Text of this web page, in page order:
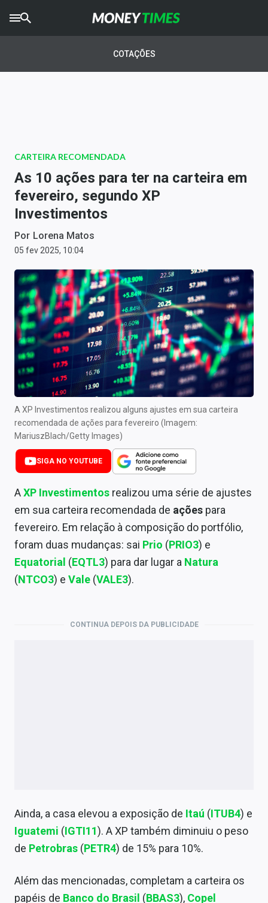
AGROTIMES
Newsletters
Money Trader
Anuncie
Últimas Notícias
Newsletters
Cotações
Comprar ou vender?
Carteiras Recomendadas
Central de Dividendos
Central de Fundos Imobiliários
Central dos IPOs
Renda Fixa
Finanças Pessoais
Mercados
Economia
Empresas
Sobre
Expediente
COTAÇÕES
CARTEIRA RECOMENDADA
As 10 ações para ter na carteira em
fevereiro, segundo XP
Investimentos
Por Lorena Matos
05 fev 2025, 10:04
A XP Investimentos realizou alguns ajustes em sua carteira
recomendada de ações para fevereiro (Imagem:
MariuszBlach/Getty Images)
SIGA NO YOUTUBE
AXP Investimentos realizou uma série de ajustes
em sua carteira recomendada de ações para
fevereiro. Em relação à composição do portfólio,
foram duas mudanças: sai Prio (PRIO3) e
Equatorial (EQTL3) para dar lugar a Natura
(NTCO3) e Vale (VALE3).
CONTINUA DEPOIS DA PUBLICIDADE
Ainda, a casa elevou a exposição de Itaú (ITUB4) e
Iguatemi (IGTI11). A XP também diminuiu o peso
de Petrobras (PETR4) de 15% para 10%.
Além das mencionadas, completam a carteira os
papéis de Banco do Brasil (BBAS3), Copel